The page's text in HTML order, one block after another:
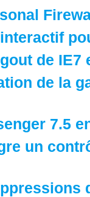
de IE7
de la
7.5
un